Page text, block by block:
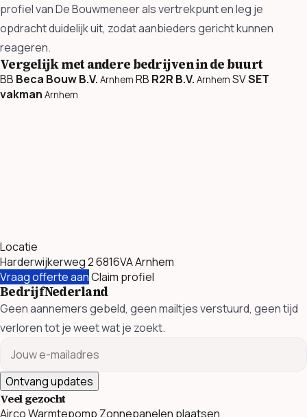
profiel van De Bouwmeneer als vertrekpunt en leg je
opdracht duidelijk uit, zodat aanbieders gericht kunnen
reageren.
Vergelijk met andere bedrijven in de buurt
BB Beca Bouw B.V. Arnhem RB R2R B.V. Arnhem SVSET
vakman Arnhem
Locatie
Harderwijkerweg 2 6816VA Arnhem
Vraag offerte aanClaim profiel
BedrijfNederland
Geen aannemers gebeld, geen mailtjes verstuurd, geen tijd
verloren tot je weet wat je zoekt.
Ontvang updates
Veel gezocht
AircoWarmtepomp Zonnepanelen plaatsen